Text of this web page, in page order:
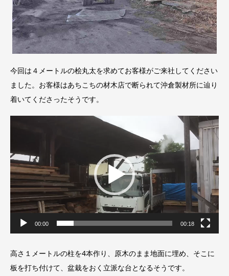
今回は４メートルの桧丸太を求めてお客様がご来社してください
ました。お客様はあちこちの材木店で断られて沖倉製材所に辿り
着いてくださったそうです。
動
ヤ
ー
00:00 00:18
高さ１メートルの柱を4本作り、原木のまま地面に埋め、そこに
板を打ち付けて、盆栽をおく立派な台となるそうです。